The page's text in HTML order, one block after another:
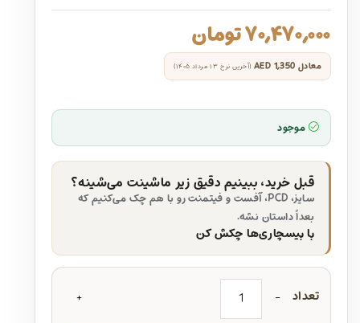
۷۰,۴۷۰,۰۰۰تومان
معادل AED 1,350 (آخرین نرخ ۱۳ مرداد ۱۴۰۵)
موجود
قبل خرید، ببینیم دقیق زیر ماشینت می‌شینه؟
سایز، PCD، آفست و فیتمنت رو با هم چک می‌کنیم که
بعداً داستان نشه.
با بیسچاری‌ها چکش کن
تعداد